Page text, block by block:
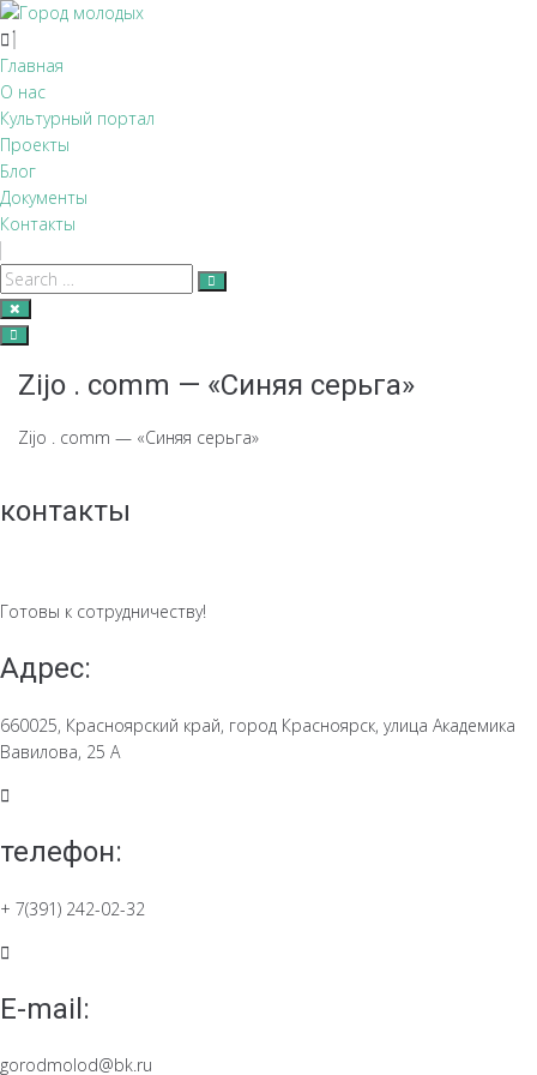
Перейти
к
контенту
Главная
О нас
Культурный портал
Проекты
Блог
Документы
Контакты
Zijo . comm — «Синяя серьга»
Zijo . comm — «Синяя серьга»
контакты
Готовы к сотрудничеству!
Адрес:
660025, Красноярский край, город Красноярск, улица Академика
Вавилова, 25 А
телефон:
+ 7(391) 242-02-32
E-mail:
gorodmolod@bk.ru